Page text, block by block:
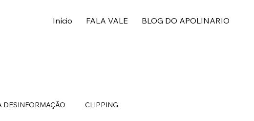
Início FALA VALE BLOG DO APOLINARIO
DESINFORMAÇÃO CLIPPING